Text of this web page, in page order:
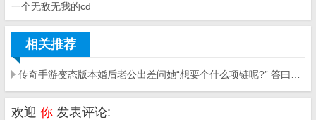
一个无敌无我的cd
相关推荐
欢迎 你 发表评论: